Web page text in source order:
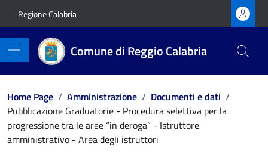
Regione Calabria
Comune di Reggio Calabria
Home Page / Amministrazione / Documenti e dati /
Pubblicazione Graduatorie - Procedura selettiva per la
progressione tra le aree “in deroga” - Istruttore
amministrativo - Area degli istruttori